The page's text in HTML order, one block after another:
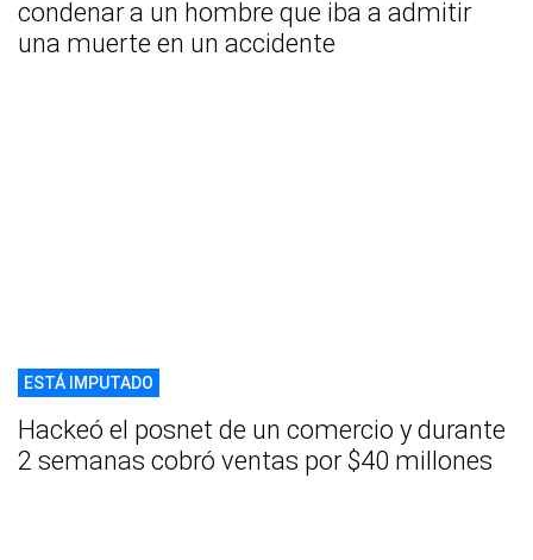
condenar a un hombre que iba a admitir
una muerte en un accidente
ESTÁ IMPUTADO
Hackeó el posnet de un comercio y durante
2 semanas cobró ventas por $40 millones